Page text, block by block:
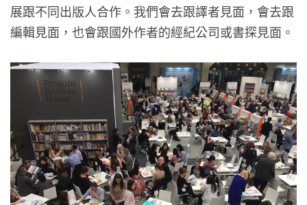
展跟不同出版人合作。我們會去跟譯者見面，會去跟
編輯見面，也會跟國外作者的經紀公司或書探見面。